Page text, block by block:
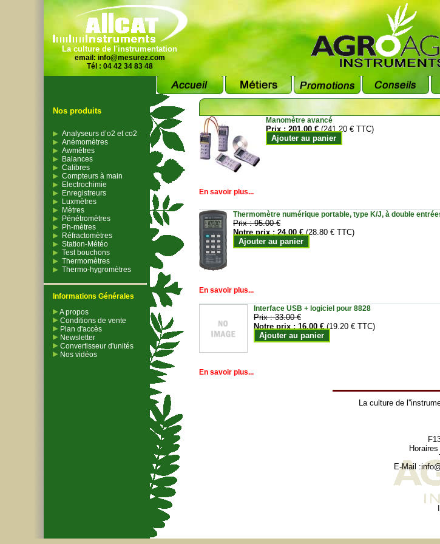
La culture de l'instrumentation
email: info@mesurez.com
Tél : 04 42 34 83 48
Nos produits
Analyseurs d’o2 et co2
Anémomètres
Awmètres
Balances
Calibres
Compteurs à main
Electrochimie
Enregistreurs
Luxmètres
Mètres
Pénétromètres
Ph-mètres
Réfractomètres
Station-Météo
Test bouchons
Thermomètres
Thermo-hygromètres
Informations Générales
A propos
Conditions de vente
Plan d'accès
Newsletter
Convertisseur d'unités
Nos vidéos
Manomètre avancé
Prix :201.00 € (241.20 € TTC)
Ajouter au panier
En savoir plus...
Thermomètre numérique portable, type K/J, à double
Prix :95.00 €
Notre prix :24.00 € (28.80 € TTC)
Ajouter au panier
En savoir plus...
Interface USB + logiciel pour 8828
Prix :33.00 €
Notre prix :16.00 € (19.20 € TTC)
Ajouter au panier
En savoir plus...
La culture de
E-Mail :